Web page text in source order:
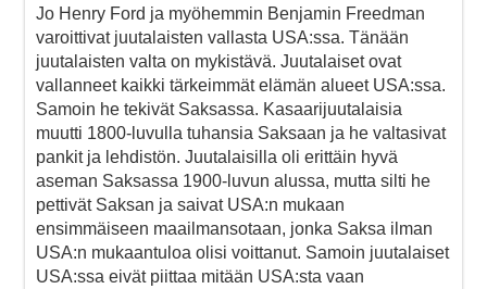
Jo Henry Ford ja myöhemmin Benjamin Freedman
varoittivat juutalaisten vallasta USA:ssa. Tänään
juutalaisten valta on mykistävä. Juutalaiset ovat
vallanneet kaikki tärkeimmät elämän alueet USA:ssa.
Samoin he tekivät Saksassa. Kasaarijuutalaisia
muutti 1800-luvulla tuhansia Saksaan ja he valtasivat
pankit ja lehdistön. Juutalaisilla oli erittäin hyvä
aseman Saksassa 1900-luvun alussa, mutta silti he
pettivät Saksan ja saivat USA:n mukaan
ensimmäiseen maailmansotaan, jonka Saksa ilman
USA:n mukaantuloa olisi voittanut. Samoin juutalaiset
USA:ssa eivät piittaa mitään USA:sta vaan